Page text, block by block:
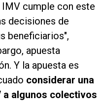
cumple con este
decisiones de
beneficiarios",
apuesta
Y la apuesta es
considerar una
a algunos colectivos